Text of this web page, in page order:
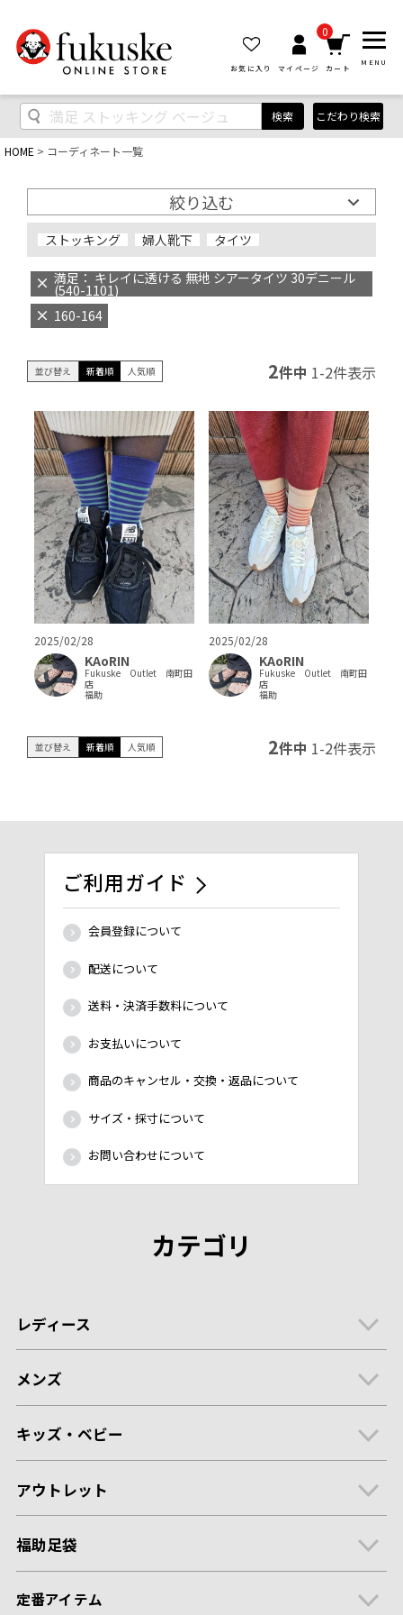
お気に入り マイページ
0
カート
MENU
検索 こだわり検索
HOME コーディネート一覧
絞り込む
ストッキング 婦人靴下 タイツ
満足： キレイに透ける 無地 シアータイツ 30デニール
(540-1101)
160-164
並び替え 新着順 人気順 2件中 1-2件表示
2025/02/28
KAoRIN
Fukuske Outlet 南町田
店
福助
2025/02/28
KAoRIN
Fukuske Outlet 南町田
店
福助
並び替え 新着順 人気順 2件中 1-2件表示
ご利用ガイド
会員登録について
配送について
送料・決済手数料について
お支払いについて
商品のキャンセル・交換・返品について
サイズ・採寸について
お問い合わせについて
カテゴリ
レディース
メンズ
キッズ・ベビー
アウトレット
福助足袋
定番アイテム